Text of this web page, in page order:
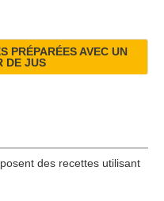
PRÉPARÉES AVEC UN
DE JUS
des recettes utilisant